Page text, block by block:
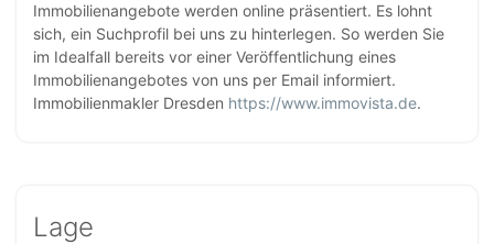
Immobilienangebote werden online präsentiert. Es lohnt
sich, ein Suchprofil bei uns zu hinterlegen. So werden Sie
im Idealfall bereits vor einer Veröffentlichung eines
Immobilienangebotes von uns per Email informiert.
Immobilienmakler Dresden https://www.immovista.de.
Lage